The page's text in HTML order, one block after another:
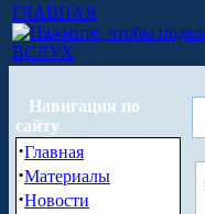
ГЛАВНАЯ
ВСЛУХ
Навигация по
сайту
·Главная
·Материалы
·Новости